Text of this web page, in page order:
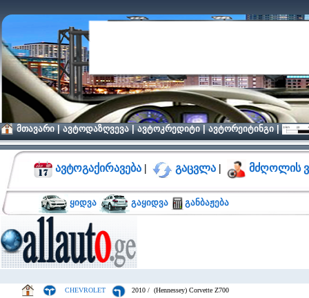
მთავარი|ავტოდაზღვევა|ავტოკრედიტი|ავტორეიტინგი|
ავტოგაქირავება | გაცვლა | მძღოლის
ყიდვა გაყიდვა განბაჟება
CHEVROLET 2010 / (Hennessey) Corvette Z700